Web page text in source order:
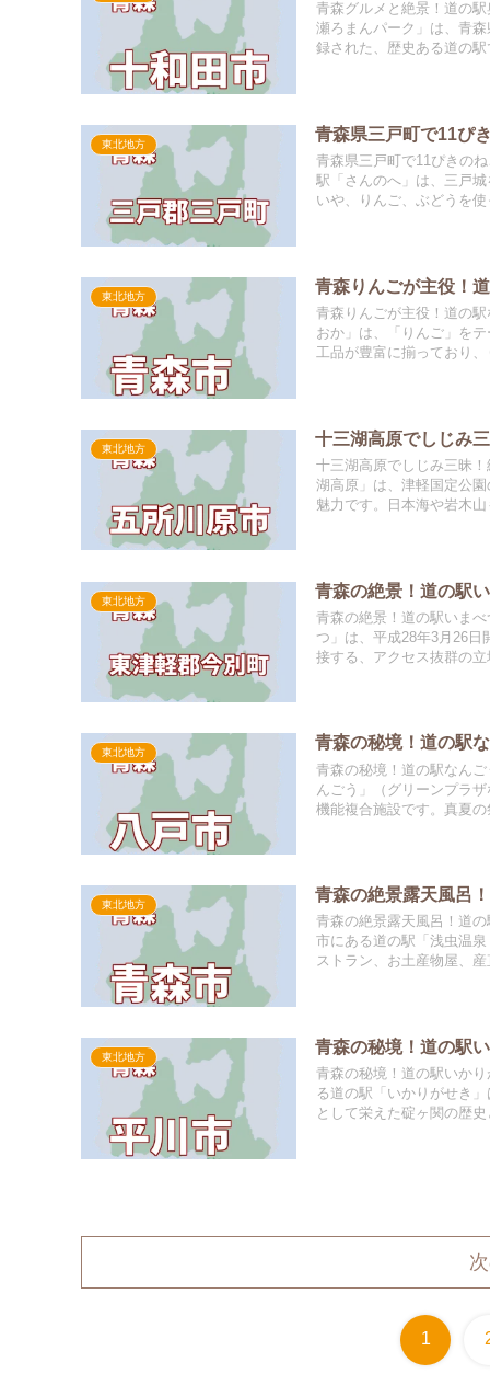
青森グルメと絶景！道の
瀬ろまんパーク」は、青
録された、歴史ある道の
東北地方
青森県三戸町で11ぴ
青森県三戸町で11ぴきの
駅「さんのへ」は、三戸
いや、りんご、ぶどうを
東北地方
青森りんごが主役！
青森りんごが主役！道の
おか」は、「りんご」を
工品が豊富に揃っており
東北地方
十三湖高原でしじみ
十三湖高原でしじみ三昧
湖高原」は、津軽国定公
魅力です。日本海や岩木
東北地方
青森の絶景！道の駅
青森の絶景！道の駅いま
つ」は、平成28年3月26日
接する、アクセス抜群の
東北地方
青森の秘境！道の駅
青森の秘境！道の駅なん
んごう」（グリーンプラ
機能複合施設です。真夏
東北地方
青森の絶景露天風呂
青森の絶景露天風呂！道
市にある道の駅「浅虫温
ストラン、お土産物屋、
東北地方
青森の秘境！道の駅
青森の秘境！道の駅いか
る道の駅「いかりがせき
として栄えた碇ヶ関の歴
1